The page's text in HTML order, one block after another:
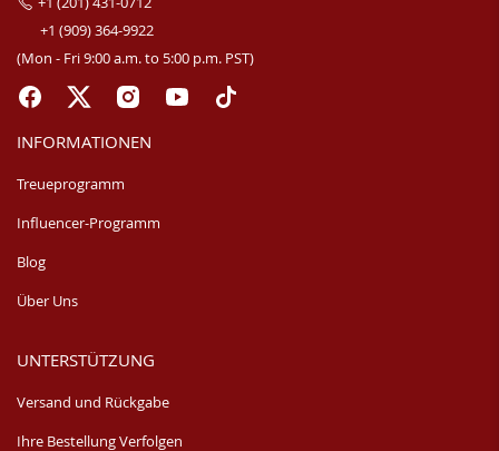
+1 (909) 364-9922
(Mon - Fri 9:00 a.m. to 5:00 p.m. PST)
INFORMATIONEN
Treueprogramm
Influencer-Programm
Blog
Über Uns
UNTERSTÜTZUNG
Versand und Rückgabe
Ihre Bestellung Verfolgen